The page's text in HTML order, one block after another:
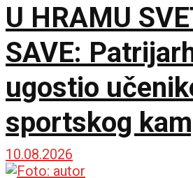
U HRAMU
SAVE:
ugostio
sportskog
„Srbija te zove”
10.08.2026